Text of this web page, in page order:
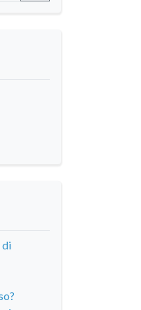
di